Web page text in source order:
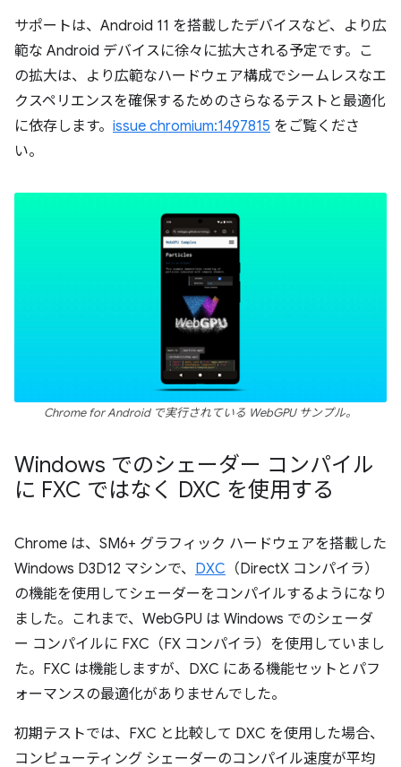
サポートは、Android 11 を搭載したデバイスなど、より広
範な Android デバイスに徐々に拡大される予定です。こ
の拡大は、より広範なハードウェア構成でシームレスなエ
クスペリエンスを確保するためのさらなるテストと最適化
に依存します。 issue chromium:1497815 をご覧くださ
い。
Chrome for Android で実行されている WebGPU サンプル。
Windows でのシェーダー コンパイル
に FXC ではなく DXC を使用する
Chrome は、SM6+ グラフィック ハードウェアを搭載した
Windows D3D12 マシンで、 DXC （DirectX コンパイラ）
の機能を使用してシェーダーをコンパイルするようになり
ました。これまで、WebGPU は Windows でのシェーダ
ー コンパイルに FXC（FX コンパイラ）を使用していまし
た。FXC は機能しますが、DXC にある機能セットとパフ
ォーマンスの最適化がありませんでした。
初期テストでは、FXC と比較して DXC を使用した場合、
コンピューティング シェーダーのコンパイル速度が平均